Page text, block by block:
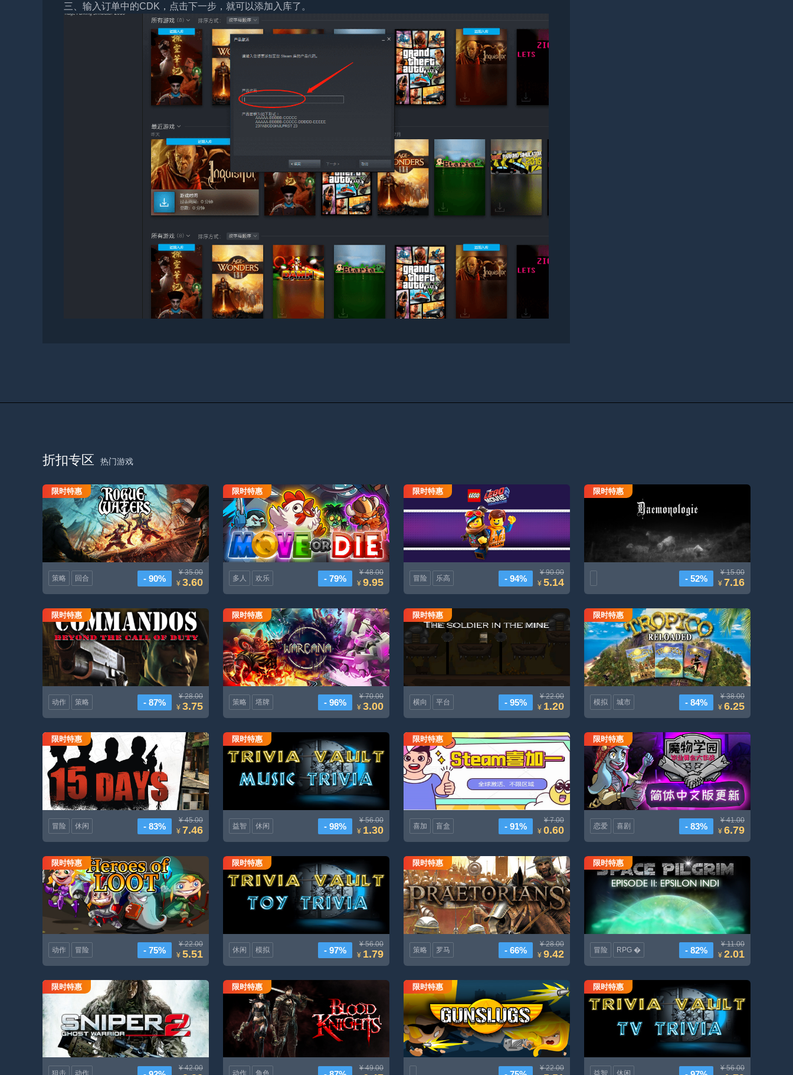
三、输入订单中的CDK，点击下一步，就可以添加入库了。
折扣专区 热门游戏
流氓水域
限时特惠
策略 回合 - 90%
¥ 35.00
¥ 3.60
移动或死亡
限时特惠
多人 欢乐 - 79%
¥ 48.00
¥ 9.95
乐高电影2电子游戏
限时特惠
冒险 乐高 - 94%
¥ 90.00
¥ 5.14
限时特惠
- 52%
¥ 15.00
¥ 7.16
使命召唤之外的突击队
限时特惠
动作 策略 - 87%
¥ 28.00
¥ 3.75
奥术战团
限时特惠
策略 塔牌 - 96%
¥ 70.00
¥ 3.00
限时特惠
横向 平台 - 95%
¥ 22.00
¥ 1.20
Tropico重新加载
限时特惠
模拟 城市 - 84%
¥ 38.00
¥ 6.25
15天
限时特惠
冒险 休闲 - 83%
¥ 45.00
¥ 7.46
小知识库音乐小知识
限时特惠
益智 休闲 - 98%
¥ 56.00
¥ 1.30
全球区游戏喜加一随机发货
限时特惠
喜加 盲盒 - 91%
¥ 7.00
¥ 0.60
魔物学园毕业舞会大作战
限时特惠
恋爱 喜剧 - 83%
¥ 41.00
¥ 6.79
乱世之王
限时特惠
动作 冒险 - 75%
¥ 22.00
¥ 5.51
Trivia保险箱玩具Trivia
限时特惠
休闲 模拟 - 97%
¥ 56.00
¥ 1.79
罗马执政官
限时特惠
策略 罗马 - 66%
¥ 28.00
¥ 9.42
太空朝圣者第二集Epsilon Indi
限时特惠
冒险 RPG � - 82%
¥ 11.00
¥ 2.01
狙击手幽灵战士2
限时特惠
¥ 42.00
嗜血骑士
限时特惠
¥ 49.00
Gunslugs
限时特惠
¥ 22.00
Trivia保险箱电视小常识
限时特惠
¥ 56.00